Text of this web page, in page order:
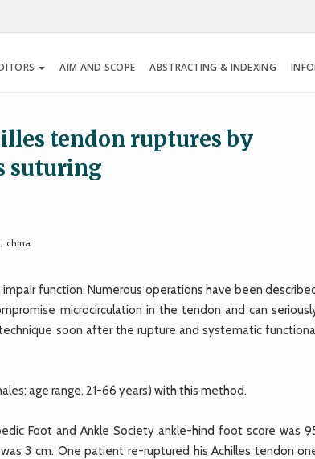
AIM AND SCOPE ABSTRACTING & INDEXING
tendon ruptures by
suturing
china
function. Numerous operations have been
microcirculation in the tendon and can
soon after the rupture and systematic
age range, 21-66 years) with this method.
Foot and Ankle Society ankle-hind foot score was
3 cm. One patient re-ruptured his Achilles tendon